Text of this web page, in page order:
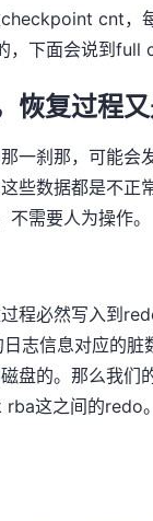
cnt，
，下面会说到full
复过程又
一刹那，可能会
些数据都是不正
需要人为操作。
程必然写入到
志信息对应的脏
盘的。那么我们
这之间的redo